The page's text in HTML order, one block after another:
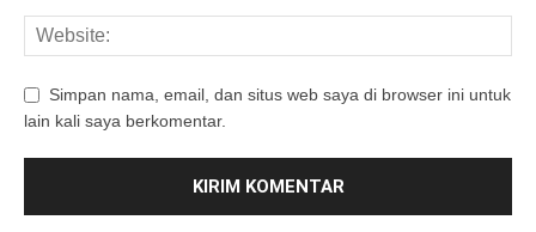
Simpan nama, email, dan situs web saya di browser ini untuk
lain kali saya berkomentar.